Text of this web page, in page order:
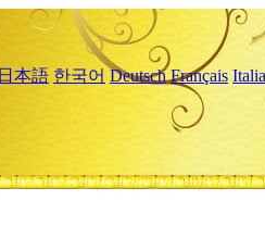
日本語 한국어 Deutsch Français